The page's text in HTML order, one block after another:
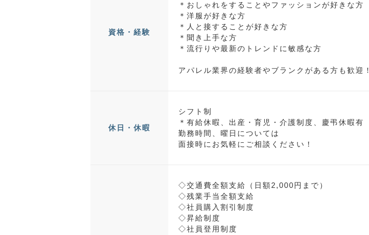
資格・経験
＊おしゃれをすることやファッションが好きな方
＊洋服が好きな方
＊人と接することが好きな方
＊聞き上手な方
＊流行りや最新のトレンドに敏感な方
アパレル業界の経験者やブランクがある方も歓迎！
休日・休暇
シフト制
＊有給休暇、出産・育児・介護制度、慶弔休暇有
勤務時間、曜日については
面接時にお気軽にご相談ください！
◇交通費全額支給（日額2,000円まで）
◇残業手当全額支給
◇社員購入割引制度
◇昇給制度
◇社員登用制度